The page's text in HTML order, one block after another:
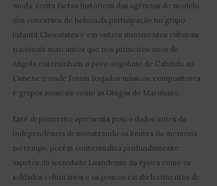
moda, conta factos históricos das agências de modelo,
dos concursos de beleza,da participação no grupo
infantil Chocolates e em outros movimentos culturais
nacionais marcantes que nos primeiros anos de
Angola entretinham o povo angolano de Cabinda ao
Cunene e onde foram forjados músicos, compositores
e grupos musicais como as Gingas do Maculusso.
Este depoimento apresenta pouco dados antes da
independência demonstrando os limites da memória
no tempo, porém contextualiza profundamente
aspetos da sociedade Luandense da época como os
soldados voluntários e os poucos estabelecimentos de